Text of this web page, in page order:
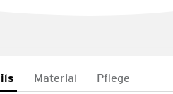
Material Pflege